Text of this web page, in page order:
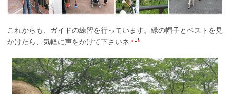
これからも、ガイドの練習を行っています。緑の帽子とベストを見
かけたら、気軽に声をかけて下さいネ